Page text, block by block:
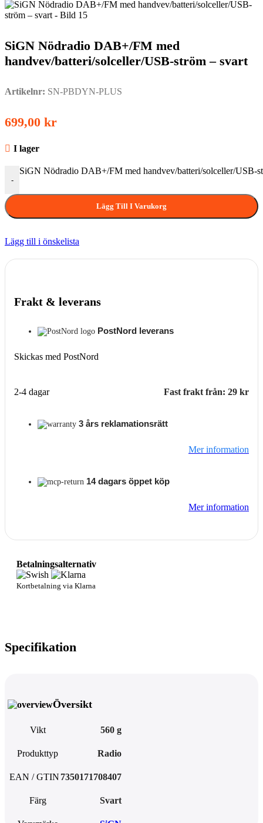
SiGN Nödradio DAB+/FM med
handvev/batteri/solceller/USB-ström – svart
Artikelnr: SN-PBDYN-PLUS
699,00 kr
I lager
-
SiGN Nödradio DAB+/FM med handvev/batteri/solceller/USB-
Lägg Till I Varukorg
Lägg till i önskelista
Frakt & leverans
PostNord leverans
Skickas med PostNord
2-4 dagar Fast frakt från: 29 kr
3 års reklamationsrätt
Mer information
14 dagars öppet köp
Mer information
Betalningsalternativ
Kortbetalning via Klarna
Specifikation
Översikt
Vikt 560 g
Produkttyp Radio
EAN / GTIN 7350171708407
Färg Svart